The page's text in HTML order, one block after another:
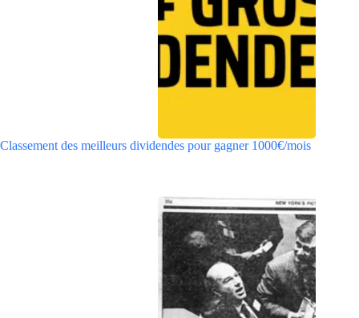
Classement des meilleurs dividendes pour gagner 1000€/mois